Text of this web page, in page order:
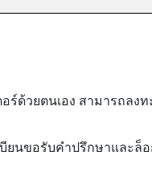
ร์ด้วยตนเอง สามารถลง
ยนขอรับคำปรึกษาและล็